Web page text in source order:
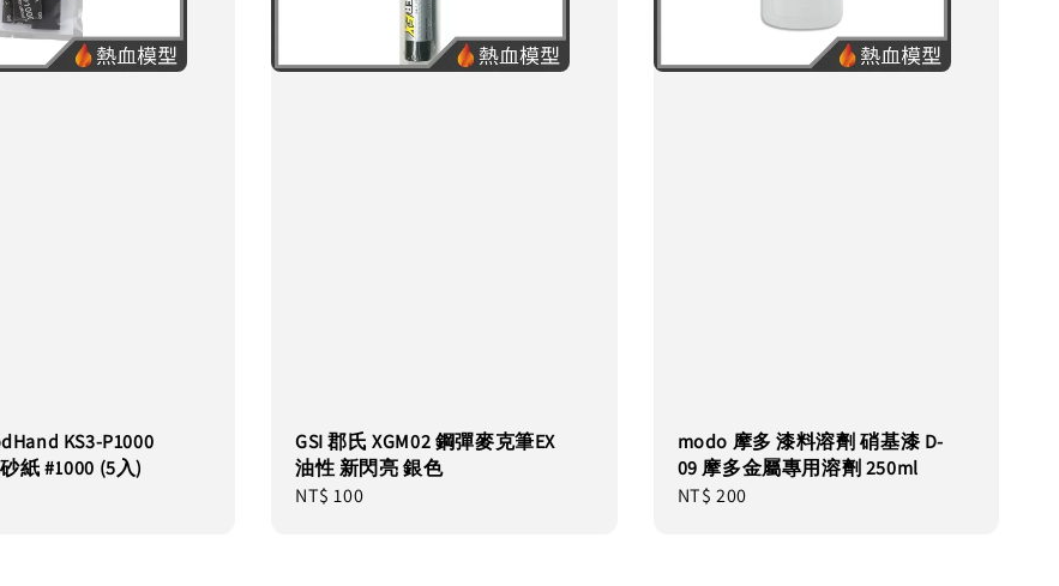
KS3-P1000
紙 #1000 (5入)
GSI 郡氏 XGM02 鋼彈麥克筆EX
油性 新閃亮 銀色
Regular
NT$ 100
modo 摩多 漆料溶劑 硝基漆 D-
09 摩多金屬專用溶劑 250ml
Regular
NT$ 200